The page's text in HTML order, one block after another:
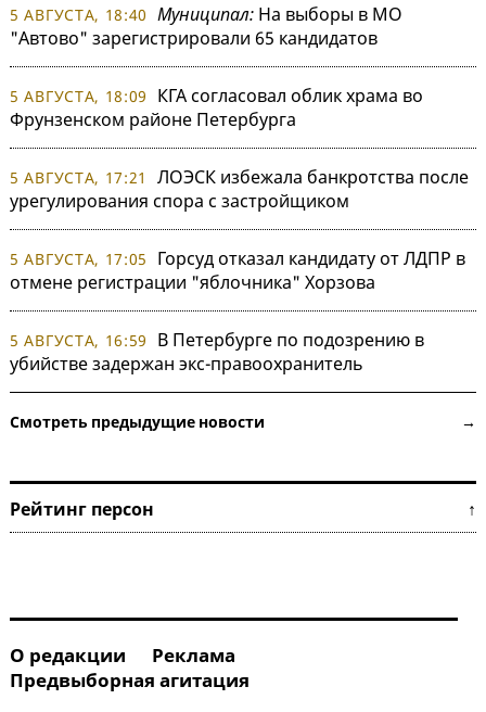
5 АВГУСТА, 18:40 Муниципал: На выборы в МО
"Автово" зарегистрировали 65 кандидатов
5 АВГУСТА, 18:09
КГА согласовал облик храма во
Фрунзенском районе Петербурга
5 АВГУСТА, 17:21
ЛОЭСК избежала банкротства после
урегулирования спора с застройщиком
5 АВГУСТА, 17:05
Горсуд отказал кандидату от ЛДПР в
отмене регистрации "яблочника" Хорзова
5 АВГУСТА, 16:59
В Петербурге по подозрению в
убийстве задержан экс-правоохранитель
Смотреть предыдущие новости →
Рейтинг персон ↑
О редакции
Реклама
Предвыборная агитация